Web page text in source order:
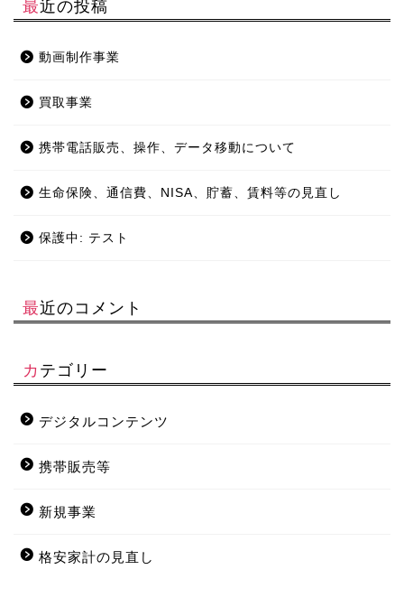
最近の投稿
動画制作事業
買取事業
携帯電話販売、操作、データ移動について
生命保険、通信費、NISA、貯蓄、賃料等の見直し
保護中: テスト
最近のコメント
カテゴリー
デジタルコンテンツ
携帯販売等
新規事業
格安家計の見直し